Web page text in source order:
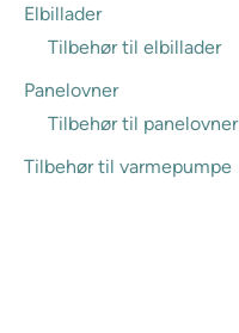
Elbillader
Tilbehør til elbillader
Panelovner
Tilbehør til panelovner
Tilbehør til varmepumpe